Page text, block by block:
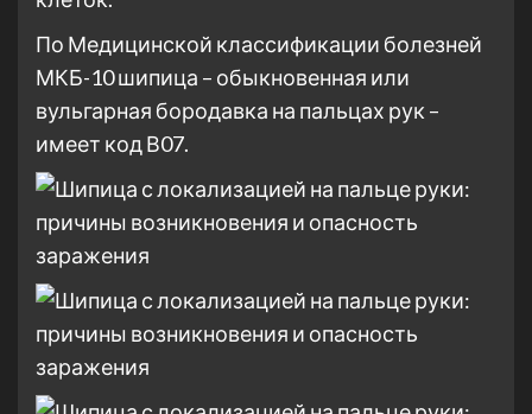
По Медицинской классификации болезней
МКБ-10 шипица – обыкновенная или
вульгарная бородавка на пальцах рук –
имеет код В07.